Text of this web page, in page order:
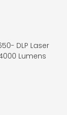
DLP Laser
Lumens